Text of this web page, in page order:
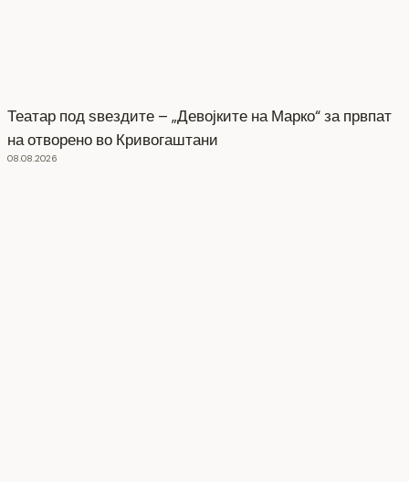
Театар под ѕвездите – „Девојките на Марко“ за првпат
на отворено во Кривогаштани
08.08.2026